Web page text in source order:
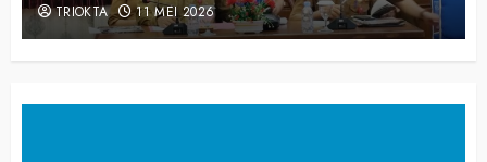
TRIOKTA 3 MARET 2026